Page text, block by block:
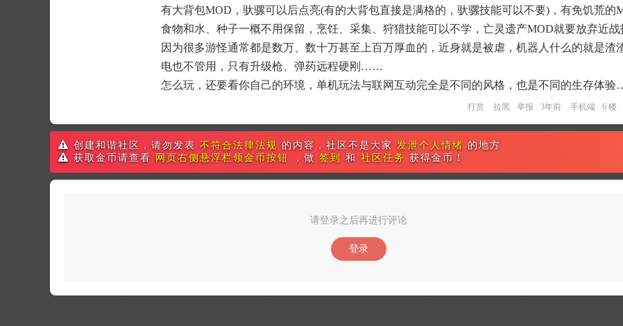
有大背包MOD，驮骡可以后点亮(有的大背包直接是满格的，驮骡技能可以不要)，有免饥荒的
食物和水、种子一概不用保留，烹饪、采集、狩猎技能可以不学，亡灵遗产MOD就要放弃近战
因为很多游怪通常都是数万、数十万甚至上百万厚血的，近身就是被虐，机器人什么的就是渣
电也不管用，只有升级枪、弹药远程硬刚……
怎么玩，还要看你自己的环境，单机玩法与联网互动完全是不同的风格，也是不同的生存体
打赏 拉黑 举报 3年前 手机端 6 楼
创建和谐社区，请勿发表 不符合法律法规 的内容，社区不是大家 发泄个人情绪 的地方
获取金币请查看
网页右侧悬浮栏领金币按钮 ，做 签到 和 社区任务 获得金币！
请登录之后再进行评论
登录